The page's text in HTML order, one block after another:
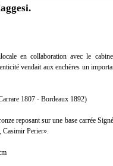
en collaboration avec le
vendait aux enchères un
1807 - Bordeaux 1892)
reposant sur une base carrée
Casimir Perier».